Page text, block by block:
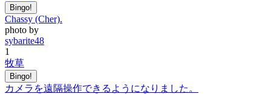
Bingo!
Chassy (Cher).
photo by
sybarite48
1
牧草
Bingo!
カメラを遠隔操作できるようになりました。